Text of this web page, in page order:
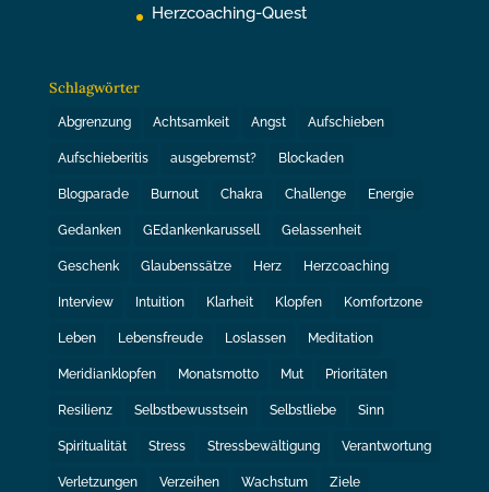
Herzcoaching-Quest
Schlagwörter
Abgrenzung Achtsamkeit Angst Aufschieben
Aufschieberitis ausgebremst? Blockaden
Blogparade Burnout Chakra Challenge Energie
Gedanken GEdankenkarussell Gelassenheit
Geschenk Glaubenssätze Herz Herzcoaching
Interview Intuition Klarheit Klopfen Komfortzone
Leben Lebensfreude Loslassen Meditation
Meridianklopfen Monatsmotto Mut Prioritäten
Resilienz Selbstbewusstsein Selbstliebe Sinn
Spiritualität Stress Stressbewältigung Verantwortung
Verletzungen Verzeihen Wachstum Ziele